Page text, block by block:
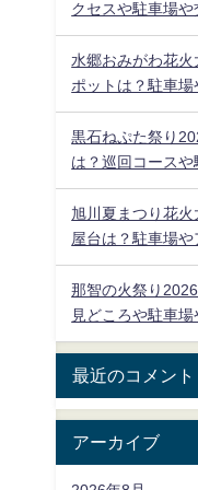
クセスや駐車場や
水郷おみがわ花
ポットは？駐車場
黒石ねぷた祭り
は？巡回コースや
旭川夏まつり花
屋台は？駐車場や
那智の火祭り
見どころや駐車場
最近のコメント
アーカイブ